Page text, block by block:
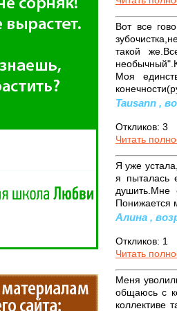
Вот все
такой
Моя
Tausann ,
Откликов: 3
Читать
Я уже
я пыталась
душить.Мне
Понижается
Алина ,
Откликов: 1
Читать
Меня
общаюсь с
коллективе